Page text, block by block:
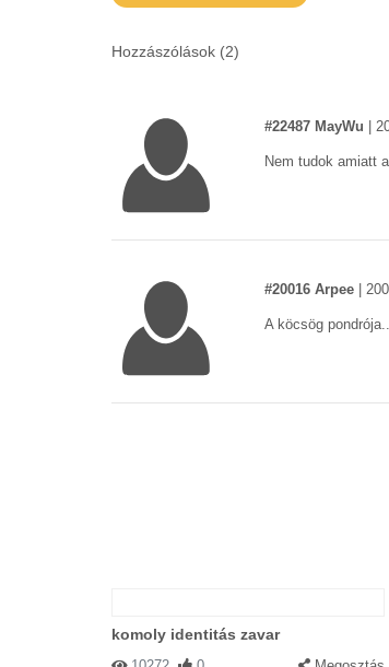
Hozzászólások (2)
#22487 MayWu
Nem tudok amiatt
#20016 Arpee
A köcsög
komoly identitás zavar